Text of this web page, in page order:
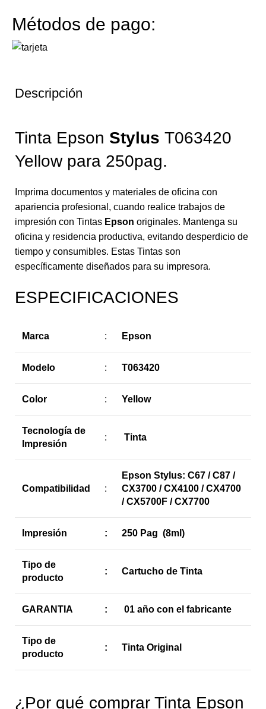
Métodos de pago:
Descripción
Tinta Epson Stylus T063420
Yellow para 250pag.
Imprima documentos y materiales de oficina con
apariencia profesional, cuando realice trabajos de
impresión con Tintas Epson originales. Mantenga su
oficina y residencia productiva, evitando desperdicio de
tiempo y consumibles. Estas Tintas son
específicamente diseñados para su impresora.
ESPECIFICACIONES
Marca : Epson
Modelo : T063420
Color : Yellow
Tecnología de
Impresión
: Tinta
Compatibilidad :
Epson Stylus: C67 / C87 /
CX3700 / CX4100 / CX4700
/ CX5700F / CX7700
Impresión : 250 Pag (8ml)
Tipo de
producto
: Cartucho de Tinta
GARANTIA : 01 año con el fabricante
Tipo de
producto
: Tinta Original
¿Por qué comprar Tinta Epson